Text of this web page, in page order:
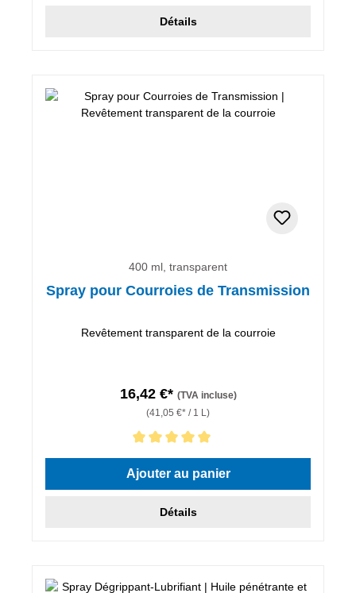
Détails
400 ml, transparent
Spray pour Courroies de Transmission
Revêtement transparent de la courroie
16,42 €* (TVA incluse)
(41,05 €* / 1 L)
Note moyenne de 5 sur 5 étoiles
Ajouter au panier
Détails